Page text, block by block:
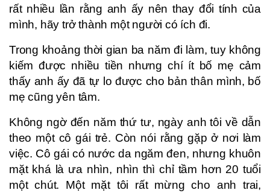
rất nhiều lần rằng anh ấy nên thay đổi tính của
mình, hãy trở thành một người có ích đi.
Trong khoảng thời gian ba năm đi làm, tuy không
kiếm được nhiều tiền nhưng chí ít bố mẹ cảm
thấy anh ấy đã tự lo được cho bản thân mình, bố
mẹ cũng yên tâm.
Không ngờ đến năm thứ tư, ngày anh tôi về dẫn
theo một cô gái trẻ. Còn nói rằng gặp ở nơi làm
việc. Cô gái có nước da ngăm đen, nhưng khuôn
mặt khá là ưa nhìn, nhìn thì chỉ tầm hơn 20 tuổi
một chút. Một mặt tôi rất mừng cho anh trai,